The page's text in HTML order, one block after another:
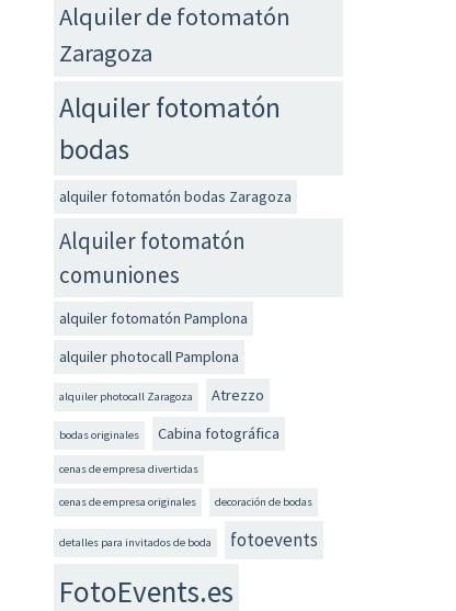
Alquiler de fotomatón
Zaragoza
Alquiler fotomatón
bodas
alquiler fotomatón bodas Zaragoza
Alquiler fotomatón
comuniones
alquiler fotomatón Pamplona
alquiler photocall Pamplona
alquiler photocall Zaragoza Atrezzo
bodas originales Cabina fotográfica
cenas de empresa divertidas
cenas de empresa originales decoración de bodas
detalles para invitados de boda fotoevents
FotoEvents.es